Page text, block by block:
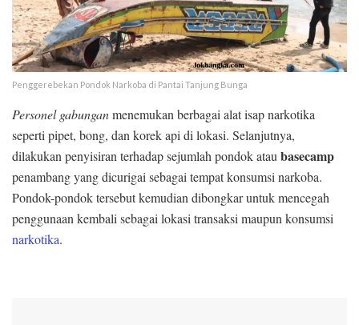
Penggerebekan Pondok Narkoba di Pantai Tanjung Bunga
Personel gabunganmenemukan berbagai alat isap narkotika
seperti pipet, bong, dan korek api di lokasi. Selanjutnya,
dilakukan penyisiran terhadap sejumlah pondok atau basecamp
penambang yang dicurigai sebagai tempat konsumsi narkoba.
Pondok-pondok tersebut kemudian dibongkar untuk mencegah
penggunaan kembali sebagai lokasi transaksi maupun konsumsi
narkotika.